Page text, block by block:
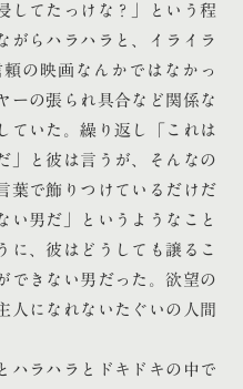
してたっけな？」という程
がらハラハラと、イライラ
の映画なんかではなかっ
ーの張られ具合など関係な
ていた。繰り返し「これは
」と彼は言うが、そんなの
葉で飾りつけているだけだ
い男だ」というようなこと
に、彼はどうしても譲るこ
できない男だった。欲望の
人になれないたぐいの人間
ハラハラとドキドキの中で